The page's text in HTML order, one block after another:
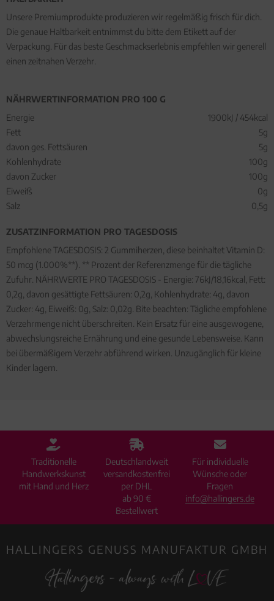
Unsere Premiumprodukte produzieren wir regelmäßig frisch für dich.
Die genaue Haltbarkeit entnimmst du bitte dem Etikett auf der
Verpackung. Für das beste Geschmackserlebnis empfehlen wir generell
einen zeitnahen Verzehr.
NÄHRWERTINFORMATION PRO 100 G
Energie
1900kJ / 454kcal
Fett
5g
davon ges. Fettsäuren
5g
Kohlenhydrate
100g
davon Zucker
100g
Eiweiß
0g
Salz
0,5g
ZUSATZINFORMATION PRO TAGESDOSIS
Empfohlene TAGESDOSIS: 2 Gummiherzen, diese beinhaltet Vitamin D:
50 mcg (1.000%**). ** Prozent der Referenzmenge für die tägliche
Zufuhr. NÄHRWERTE PRO TAGESDOSIS - Energie: 76kJ/18,16kcal, Fett:
0,2g, davon gesättigte Fettsäuren: 0,2g, Kohlenhydrate: 4g, davon
Zucker: 4g, Eiweiß: 0g, Salz: 0,02g. Bite beachten: Tägliche empfohlene
Verzehrmenge nicht überschreiten. Kein Ersatz für eine ausgewogene,
abwechslungsreiche Ernährung und eine gesunde Lebensweise. Kann
bei übermäßigem Verzehr abführend wirken. Unzugänglich für kleine
Kinder lagern.
Traditionelle
Handwerkskunst
mit Hand und Herz
Deutschlandweit
versandkostenfrei
per DHL
ab 90 €
Bestellwert
Für individuelle
Wünsche oder
Fragen
info@hallingers.de
HALLINGERS GENUSS MANUFAKTUR GMBH